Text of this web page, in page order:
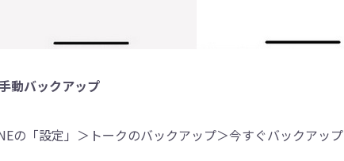
動バックアップ
の「設定」＞トークのバックアップ＞今すぐバックアップ